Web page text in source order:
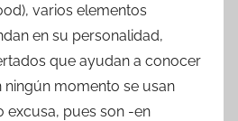
varios elementos
en su personalidad,
que ayudan a conocer
momento se usan
excusa, pues son -en